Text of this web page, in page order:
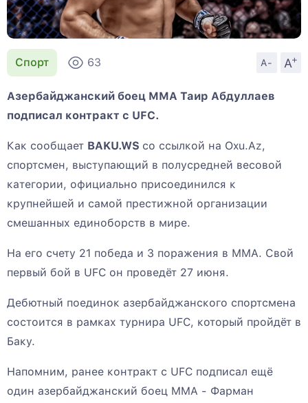
Спорт 63 A- A
+
Азербайджанский боец MMA Таир Абдуллаев
подписал контракт с UFC.
Как сообщает BAKU.WS со ссылкой на Oxu.Az,
спортсмен, выступающий в полусредней весовой
категории, официально присоединился к
крупнейшей и самой престижной организации
смешанных единоборств в мире.
На его счету 21 победа и 3 поражения в ММА. Свой
первый бой в UFC он проведёт 27 июня.
Дебютный поединок азербайджанского спортсмена
состоится в рамках турнира UFC, который пройдёт в
Баку.
Напомним, ранее контракт с UFC подписал ещё
один азербайджанский боец MMA - Фарман